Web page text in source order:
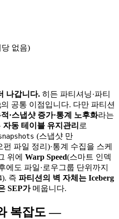
당 없음)
나갑니다. 히든 파티셔닝·파티
의 공통 이점입니다. 다만 파티션
·스냅샷 증가·통계 노후화라는
자동 테이블 유지관리 로
(스냅샷 만
펀 파일 정리)·통계 수집을 스케
위에 Warp Speed(스마트 인덱
에도 파일·로우그룹 단위까지
즉 파티션의 벽 자체는 Iceberg
SEP가메웁니다.
복잡도 —